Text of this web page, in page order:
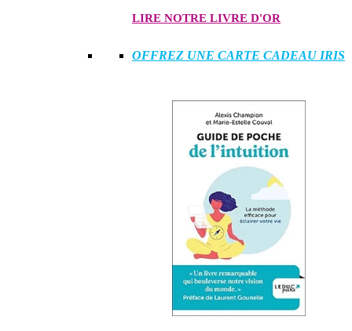
LIRE NOTRE LIVRE D'OR
OFFREZ UNE CARTE CADEAU IRIS